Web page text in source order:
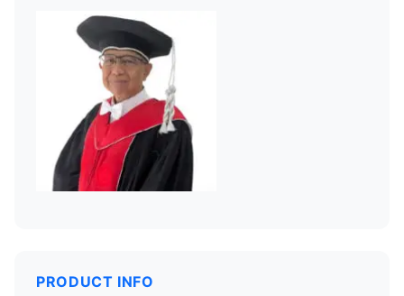
PRODUCT INFO